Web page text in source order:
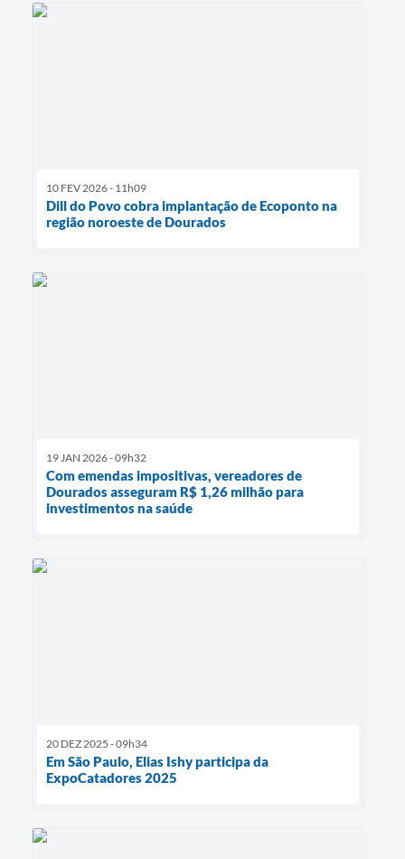
10 FEV 2026 - 11h09
Dill do Povo cobra implantação de Ecoponto na
região noroeste de Dourados
19 JAN 2026 - 09h32
Com emendas impositivas, vereadores de
Dourados asseguram R$ 1,26 milhão para
investimentos na saúde
20 DEZ 2025 - 09h34
Em São Paulo, Elias Ishy participa da
ExpoCatadores 2025